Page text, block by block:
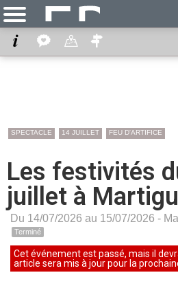
SPECTACLE 14 JUILLET FEU D'ARTIFICE
Les festivités
juillet à
Du 14/07/2026 au 15/07/2026 -
Terminé
Cet événement est passé, mais il
article sera mis à jour pour la